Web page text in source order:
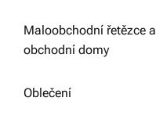
Maloobchodní řetězce a
obchodní domy
Oblečení